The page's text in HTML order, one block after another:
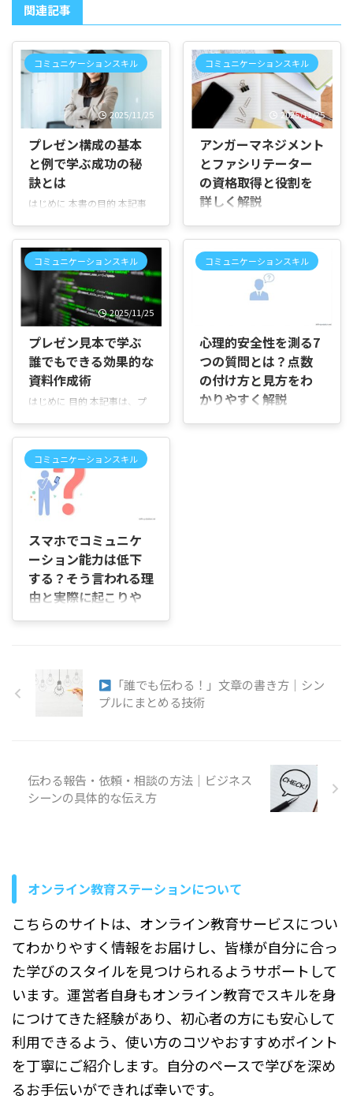
関連記事
コミュニケーションスキル
2025/11/25
プレゼン構成の基本
と例で学ぶ成功の秘
訣とは
はじめに 本書の目的 本記事
て、実践で使えるフレームワ
ークをわかりやすく説明しま
す。目的は、伝えたい内容を
聴衆に届く形で整理できるよ
うになることです。初心者か
ら経験者まで役立つ構成例を
幅広く取り上げます。 誰に向
けた記事か 企画や報告のプレ
ゼンを作る人 会議や面接での
すい話し方を身につけたい人
具体例を交えながら丁寧に解
説しますので、プレゼンの場
数が少ない方も安心して読み
進めてください。 本記事の構
成と使い方 本書は全11章で
構 ...
コミュニケーションスキル
2025/11/25
アンガーマネジメント
とファシリテーター
の資格取得と役割を
詳しく解説
記事はアンガーマネジメント
ファシリテーター資格につい
て、概要・取得方法・実践・
活用事例などをわかりやすく
解説します。資格取得を検討
アンガーマネジメントとは
（簡単に） 怒りは誰にでもあ
る自然な感情です。アンガー
マネジメントは怒りを否定せ
て問題を避けるためのトレー
コミュニケーションスキル
2025/11/25
プレゼン見本で学ぶ
誰でもできる効果的な
資料作成術
はじめに 目的 本記事は、プ
す。有名企業の成功例、効果
的な構成、デザインやテンプ
レート、実践的な改善ポイン
トまで幅広く扱います。説得
力と見栄えを両立させる手法
す。 誰に向けて 社内報告や
社外提案、大学の発表、採用
面接のプレゼンなどで、分か
りやすく伝えたい方に向けて
います。初心者は基礎から学
べます。経験者はデザインや
は独立して読めますが、順に
読むと効果的です。まず見本
を参考にし ...
コミュニケーションスキル
心理的安全性を測る7
つの質問とは？点数
の付け方と見方をわ
かりやすく解説
めて取り組む方にも分かりや
すいよう順を追って説明して
コミュニケーションスキル
スマホでコミュニケ
ーション能力は低下
する？そう言われる理
由と実際に起こりや
能力は低下するの？」「以前
より人と話すのが苦手になっ
た気がするけれど、スマホが
原因なのかな……」と気にな
当たり前になった今、人と直
接会話する機会が減ったと感
ポイントについて順を追って
ケーション能力がスマホで低
「誰でも伝わる！」文章の書き方｜シン
プルにまとめる技術
伝わる報告・依頼・相談の方法｜ビジネス
シーンの具体的な伝え方
オンライン教育ステーションについて
こちらのサイトは、オンライン教育サービスについ
てわかりやすく情報をお届けし、皆様が自分に合っ
た学びのスタイルを見つけられるようサポートして
います。運営者自身もオンライン教育でスキルを身
につけてきた経験があり、初心者の方にも安心して
利用できるよう、使い方のコツやおすすめポイント
を丁寧にご紹介します。自分のペースで学びを深め
るお手伝いができれば幸いです。